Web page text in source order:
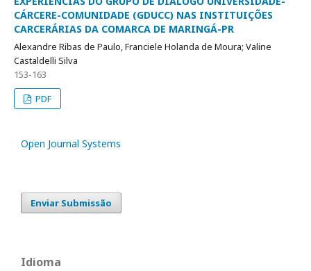
CÁRCERE-COMUNIDADE (GDUCC) NAS INSTITUIÇÕES
CARCERÁRIAS DA COMARCA DE MARINGÁ-PR
Alexandre Ribas de Paulo, Franciele Holanda de Moura; Valine
Castaldelli Silva
153-163
PDF
Open Journal Systems
Enviar Submissão
Idioma